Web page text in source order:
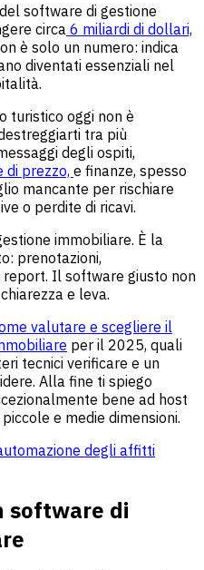
software di gestione
circa 6 miliardi di dollari,
è solo un numero: indica
diventati essenziali nel
turistico oggi non è
tra più
degli ospiti,
di prezzo, e finanze, spesso
mancante per rischiare
o perdite di ricavi.
immobiliare. È la
prenotazioni,
report. Il software giusto non
e leva.
valutare e scegliere il
per il 2025, quali
tecnici verificare e un
Alla fine ti spiego
bene ad host
e medie dimensioni.
degli affitti
software di